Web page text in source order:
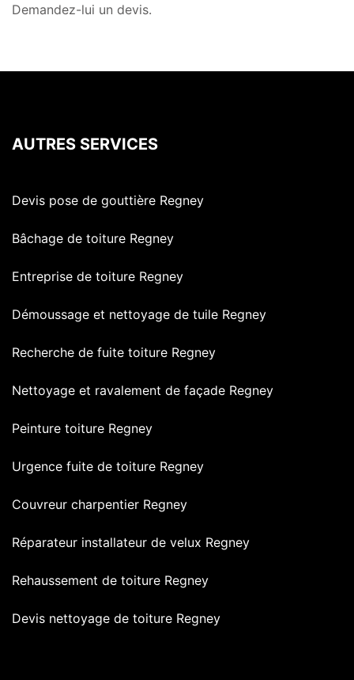
Demandez-lui un devis.
AUTRES SERVICES
Devis pose de gouttière Regney
Bâchage de toiture Regney
Entreprise de toiture Regney
Démoussage et nettoyage de tuile Regney
Recherche de fuite toiture Regney
Nettoyage et ravalement de façade Regney
Peinture toiture Regney
Urgence fuite de toiture Regney
Couvreur charpentier Regney
Réparateur installateur de velux Regney
Rehaussement de toiture Regney
Devis nettoyage de toiture Regney